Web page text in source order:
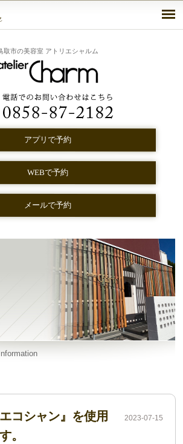
取市の美容室 アトリエシャルム
アプリで予約
WEBで予約
メールで予約
2023-07-15
コシャン』を使用
。